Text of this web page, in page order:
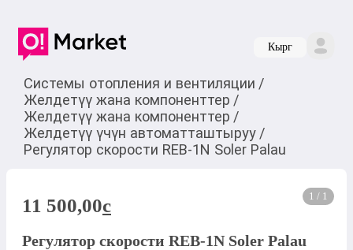
Кырг
Системы отопления и вентиляции /
Желдетүү жана компоненттер /
Желдетүү жана компоненттер /
Желдетүү үчүн автоматташтыруу /
Регулятор скорости REB-1N Soler Palau
1 / 1
11 500,00c
Регулятор скорости REB-1N Soler Palau